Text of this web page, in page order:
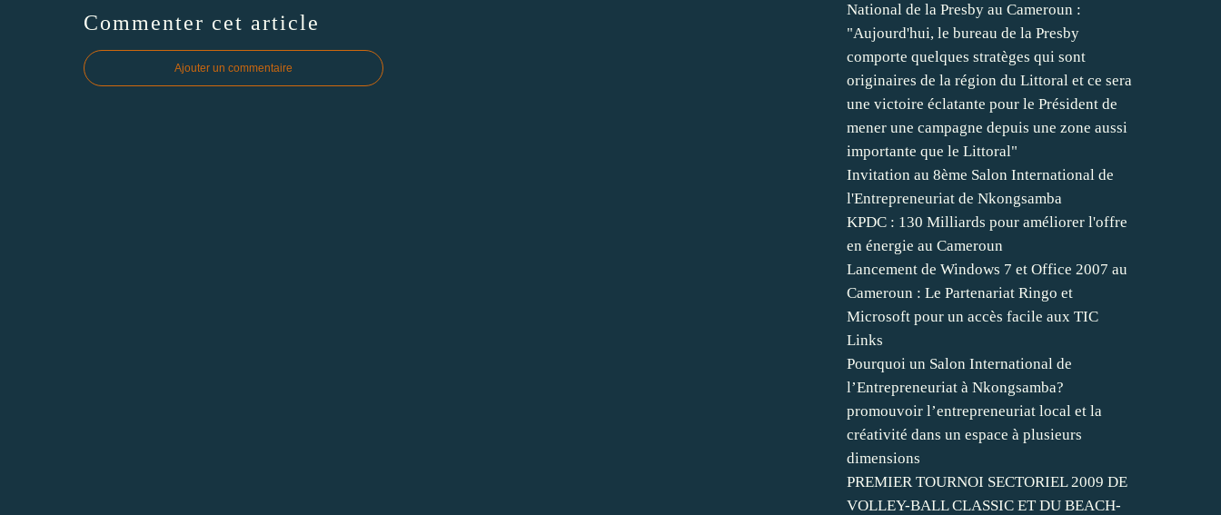
Commenter cet article
Ajouter un commentaire
National de la Presby au Cameroun :
"Aujourd'hui, le bureau de la Presby
comporte quelques stratèges qui sont
originaires de la région du Littoral et ce sera
une victoire éclatante pour le Président de
mener une campagne depuis une zone aussi
importante que le Littoral"
Invitation au 8ème Salon International de
l'Entrepreneuriat de Nkongsamba
KPDC : 130 Milliards pour améliorer l'offre
en énergie au Cameroun
Lancement de Windows 7 et Office 2007 au
Cameroun : Le Partenariat Ringo et
Microsoft pour un accès facile aux TIC
Links
Pourquoi un Salon International de
l’Entrepreneuriat à Nkongsamba?
promouvoir l’entrepreneuriat local et la
créativité dans un espace à plusieurs
dimensions
PREMIER TOURNOI SECTORIEL 2009 DE
VOLLEY-BALL CLASSIC ET DU BEACH-